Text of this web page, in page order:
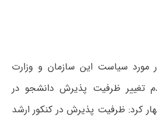
سیاست این سازمان و وزارت
تغییر ظرفیت پذیرش دانشجو در
کرد: ظرفیت پذیرش در کنکور ارشد